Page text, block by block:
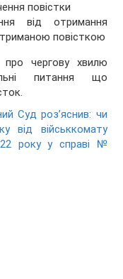
повістки
від отримання
повісткою
чергову хвилю
питання що
Суд роз’яснив: чи
від військкомату
року у справі №